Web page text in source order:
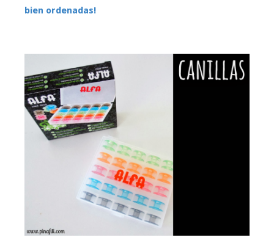
bien ordenadas!